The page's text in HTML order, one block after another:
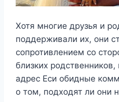
Хотя многие друзья и
поддерживали их, они
сопротивлением со
близких
адрес Еси обидные
о том, подходят ли они